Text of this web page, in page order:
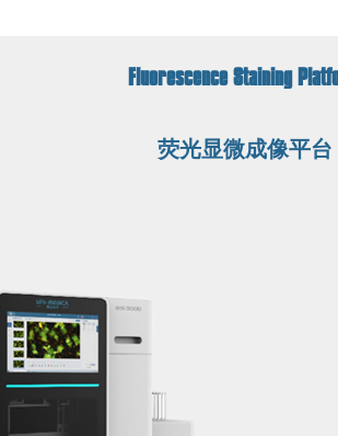
Fluorescence Staining
荧光显微成像平台